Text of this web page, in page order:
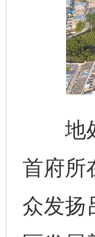
地处
首府所
众发扬